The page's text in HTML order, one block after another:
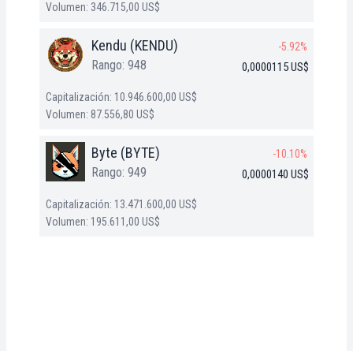
Volumen: 346.715,00 US$
Kendu (KENDU)
Rango: 948
-5.92%
0,0000115 US$
Capitalización: 10.946.600,00 US$
Volumen: 87.556,80 US$
Byte (BYTE)
Rango: 949
-10.10%
0,0000140 US$
Capitalización: 13.471.600,00 US$
Volumen: 195.611,00 US$